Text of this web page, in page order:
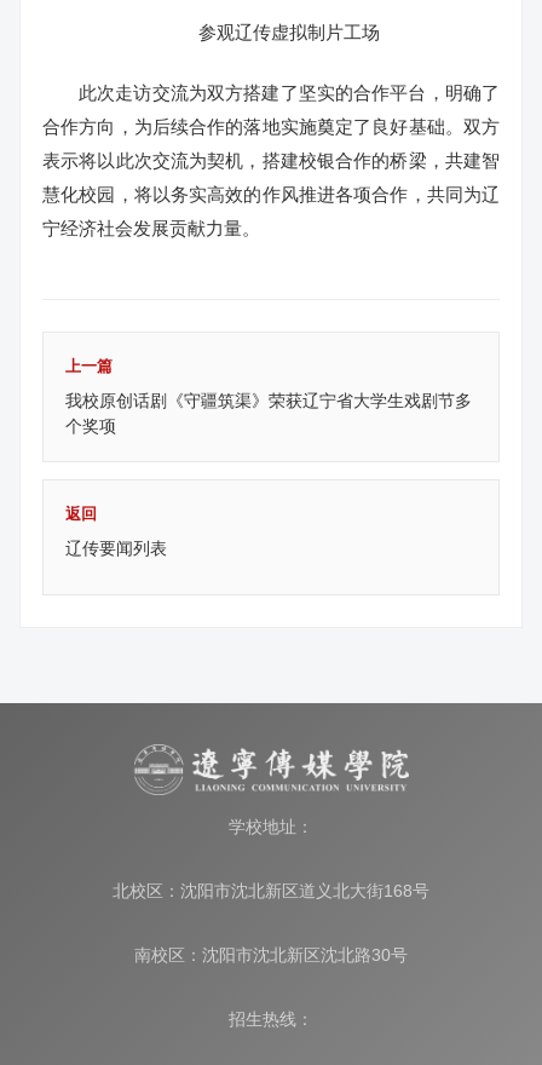
参观辽传虚拟制片工场
此次走访交流为双方搭建了坚实的合作平台，明确了
合作方向，为后续合作的落地实施奠定了良好基础。双方
表示将以此次交流为契机，搭建校银合作的桥梁，共建智
慧化校园，将以务实高效的作风推进各项合作，共同为辽
宁经济社会发展贡献力量。
上一篇
我校原创话剧《守疆筑渠》荣获辽宁省大学生戏剧节多
个奖项
返回
辽传要闻列表
学校地址：
北校区：沈阳市沈北新区道义北大街168号
南校区：沈阳市沈北新区沈北路30号
招生热线：